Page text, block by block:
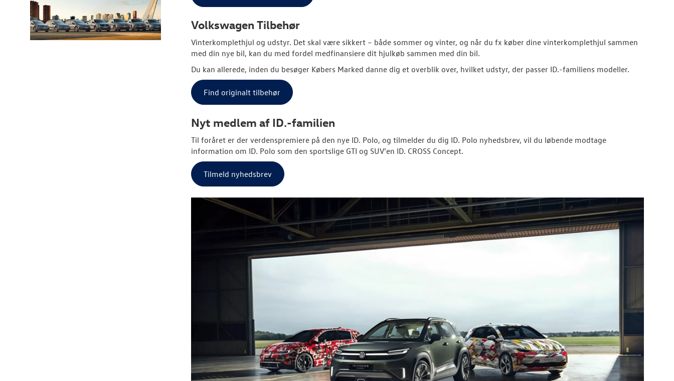
Volkswagen Tilbehør
Vinterkomplethjul og udstyr. Det skal være sikkert – både sommer og vinter, og når du fx køber dine vinterkomplethjul sammen
med din nye bil, kan du med fordel medfinansiere dit hjulkøb sammen med din bil.
Du kan allerede, inden du besøger Købers Marked danne dig et overblik over, hvilket udstyr, der passer ID.-familiens modeller.
Find originalt tilbehør
Nyt medlem af ID.-familien
Til foråret er der verdenspremiere på den nye ID. Polo, og tilmelder du dig ID. Polo nyhedsbrev, vil du løbende modtage
information om ID. Polo som den sportslige GTI og SUV’en ID. CROSS Concept.
Tilmeld nyhedsbrev